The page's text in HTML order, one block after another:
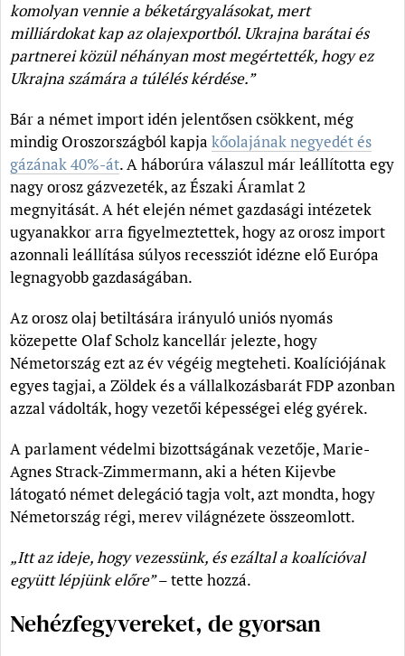
komolyan vennie a béketárgyalásokat, mert
milliárdokat kap az olajexportból. Ukrajna barátai és
partnerei közül néhányan most megértették, hogy ez
Ukrajna számára a túlélés kérdése.”
Bár a német import idén jelentősen csökkent, még
mindig Oroszországból kapja kőolajának negyedét és
gázának 40%-át. A háborúra válaszul már leállította egy
nagy orosz gázvezeték, az Északi Áramlat 2
megnyitását. A hét elején német gazdasági intézetek
ugyanakkor arra figyelmeztettek, hogy az orosz import
azonnali leállítása súlyos recessziót idézne elő Európa
legnagyobb gazdaságában.
Az orosz olaj betiltására irányuló uniós nyomás
közepette Olaf Scholz kancellár jelezte, hogy
Németország ezt az év végéig megteheti. Koalíciójának
egyes tagjai, a Zöldek és a vállalkozásbarát FDP azonban
azzal vádolták, hogy vezetői képességei elég gyérek.
A parlament védelmi bizottságának vezetője, Marie-
Agnes Strack-Zimmermann, aki a héten Kijevbe
látogató német delegáció tagja volt, azt mondta, hogy
Németország régi, merev világnézete összeomlott.
„Itt az ideje, hogy vezessünk, és ezáltal a koalícióval
együtt lépjünk előre”– tette hozzá.
Nehézfegyvereket, de gyorsan